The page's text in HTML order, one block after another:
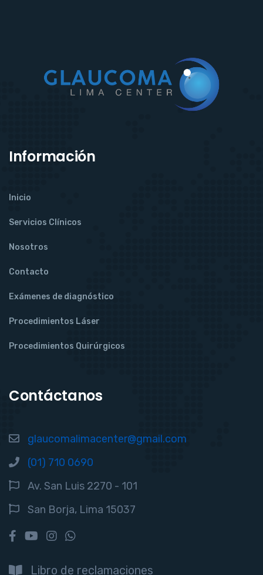
Información
Inicio
Servicios Clínicos
Nosotros
Contacto
Exámenes de diagnóstico
Procedimientos Láser
Procedimientos Quirúrgicos
Contáctanos
glaucomalimacenter@gmail.com
(01) 710 0690
Av. San Luis 2270 - 101
San Borja, Lima 15037
Libro de reclamaciones